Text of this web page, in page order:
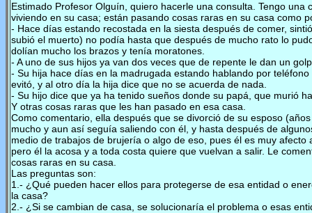
Estimado Profesor Olguín, quiero hacerle una consulta. Tengo
viviendo en su casa; están pasando cosas raras en su casa como
- Hace días estando recostada en la siesta después de comer,
subió el muerto) no podía hasta que después de mucho rato lo
dolían mucho los brazos y tenía moratones.
- A uno de sus hijos ya van dos veces que de repente le dan un
- Su hija hace días en la madrugada estando hablando por
evitó, y al otro día la hija dice que no se acuerda de nada.
- Su hijo dice que ya ha tenido sueños donde su papá, que murió
Y otras cosas raras que les han pasado en esa casa.
Como comentario, ella después que se divorció de su esposo
mucho y aun así seguía saliendo con él, y hasta después de
medio de trabajos de brujería o algo de eso, pues él es muy
pero él la acosa y a toda costa quiere que vuelvan a salir. Le
cosas raras en su casa.
Las preguntas son:
1.- ¿Qué pueden hacer ellos para protegerse de esa entidad o
la casa?
2.- ¿Si se cambian de casa, se solucionaría el problema o esas